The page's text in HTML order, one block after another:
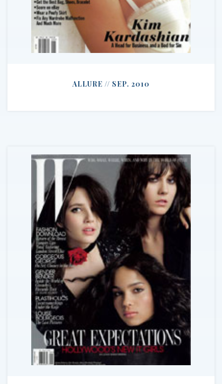
ALLURE // SEP. 2010